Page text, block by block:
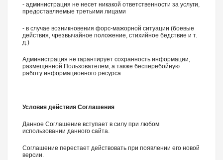
- администрация не несет никакой ответственности за услуги,
предоставляемые третьими лицами
- в случае возникновения форс-мажорной ситуации (боевые
действия, чрезвычайное положение, стихийное бедствие и т.
д.)
Администрация не гарантирует сохранность информации,
размещённой Пользователем, а также бесперебойную
работу информационного ресурса
Условия действия Соглашения
Данное Соглашение вступает в силу при любом
использовании данного сайта.
Соглашение перестает действовать при появлении его новой
версии.